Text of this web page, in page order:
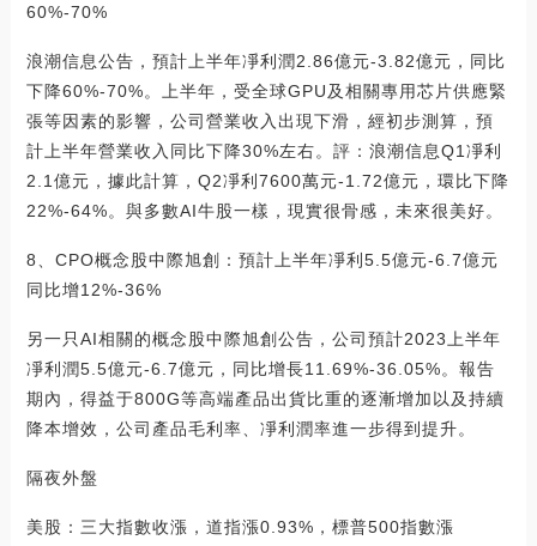
60%-70%
浪潮信息公告，預計上半年凈利潤2.86億元-3.82億元，同比
下降60%-70%。上半年，受全球GPU及相關專用芯片供應緊
張等因素的影響，公司營業收入出現下滑，經初步測算，預
計上半年營業收入同比下降30%左右。評：浪潮信息Q1凈利
2.1億元，據此計算，Q2凈利7600萬元-1.72億元，環比下降
22%-64%。與多數AI牛股一樣，現實很骨感，未來很美好。
8、CPO概念股中際旭創：預計上半年凈利5.5億元-6.7億元
同比增12%-36%
另一只AI相關的概念股中際旭創公告，公司預計2023上半年
凈利潤5.5億元-6.7億元，同比增長11.69%-36.05%。報告
期內，得益于800G等高端產品出貨比重的逐漸增加以及持續
降本增效，公司產品毛利率、凈利潤率進一步得到提升。
隔夜外盤
美股：三大指數收漲，道指漲0.93%，標普500指數漲